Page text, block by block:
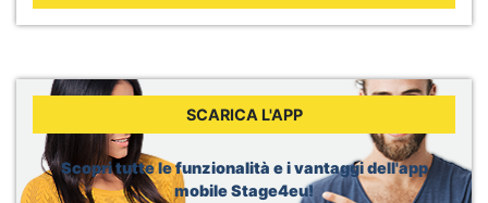
Sede: Biel, Svizzera
WHO, Internship - Nutrition and Food Safety
Geneva, Svizzera
Dior, Merchandising Intern
Sede: Brussels, Belgio
SCARICA L'APP
Scopri tutte le funzionalità e i vantaggi dell'app
mobile Stage4eu!